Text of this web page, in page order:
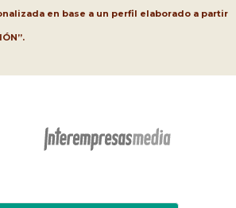
en base a un perfil elaborado a partir